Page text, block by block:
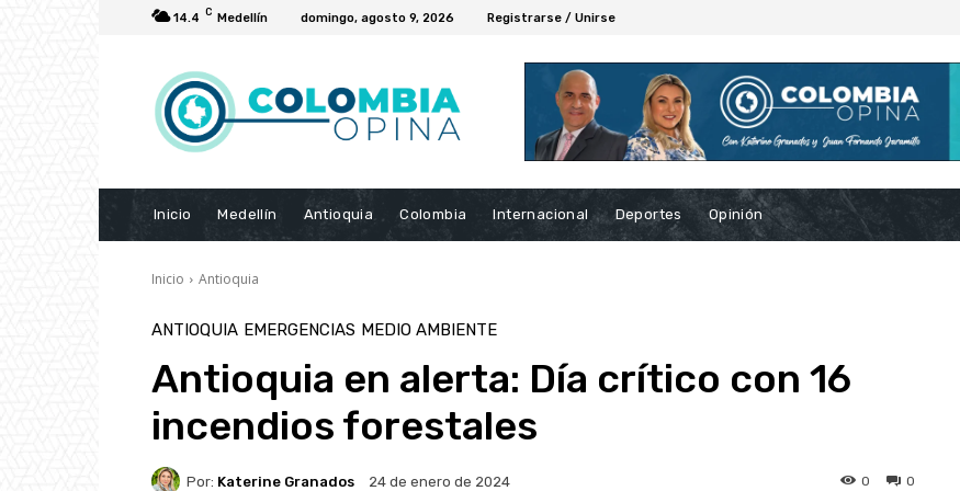
14.4 C Medellín domingo, agosto 9, 2026 Registrarse / Unirse
Inicio Medellín Antioquia Colombia Internacional Deportes Opinión
Inicio Antioquia
ANTIOQUIA EMERGENCIAS MEDIO AMBIENTE
Antioquia en alerta: Día crítico con 16
incendios forestales
Por: Katerine Granados 24 de enero de 2024 0
0